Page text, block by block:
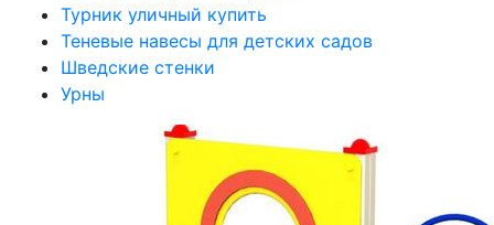
Турник уличный купить
Теневые навесы для детских садов
Шведские стенки
Урны